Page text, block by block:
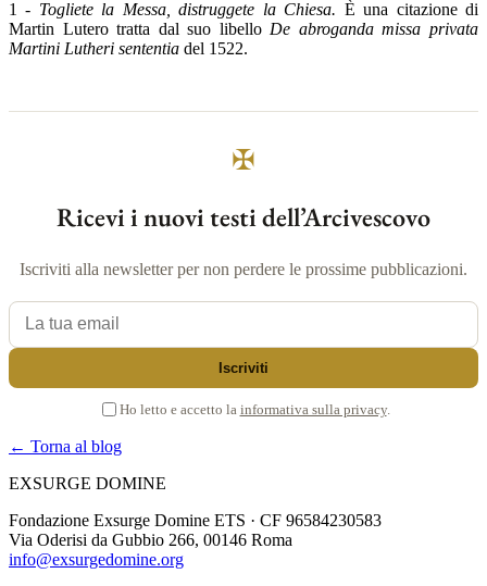
1 - Togliete la Messa, distruggete la Chiesa. È una citazione di
Martin Lutero tratta dal suo libello De abroganda missa privata
Martini Lutheri sententia del 1522.
✠
Ricevi i nuovi testi dell’Arcivescovo
Iscriviti alla newsletter per non perdere le prossime pubblicazioni.
La tua email
Iscriviti
Ho letto e accetto la informativa sulla privacy.
← Torna al blog
EXSURGE DOMINE
Fondazione Exsurge Domine ETS · CF 96584230583
Via Oderisi da Gubbio 266, 00146 Roma
info@exsurgedomine.org